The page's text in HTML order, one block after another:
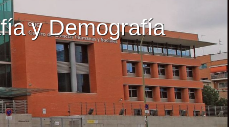
y Demografía